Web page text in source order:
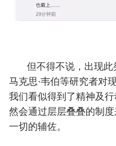
但不得不说，出现此
马克思·韦伯等研究者对
我们看似得到了精神及
然会通过层层叠叠的制
一切的辅佐。